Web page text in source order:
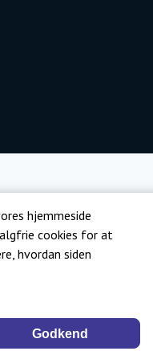
hjemmeside
cookies for at
hvordan siden
Godkend